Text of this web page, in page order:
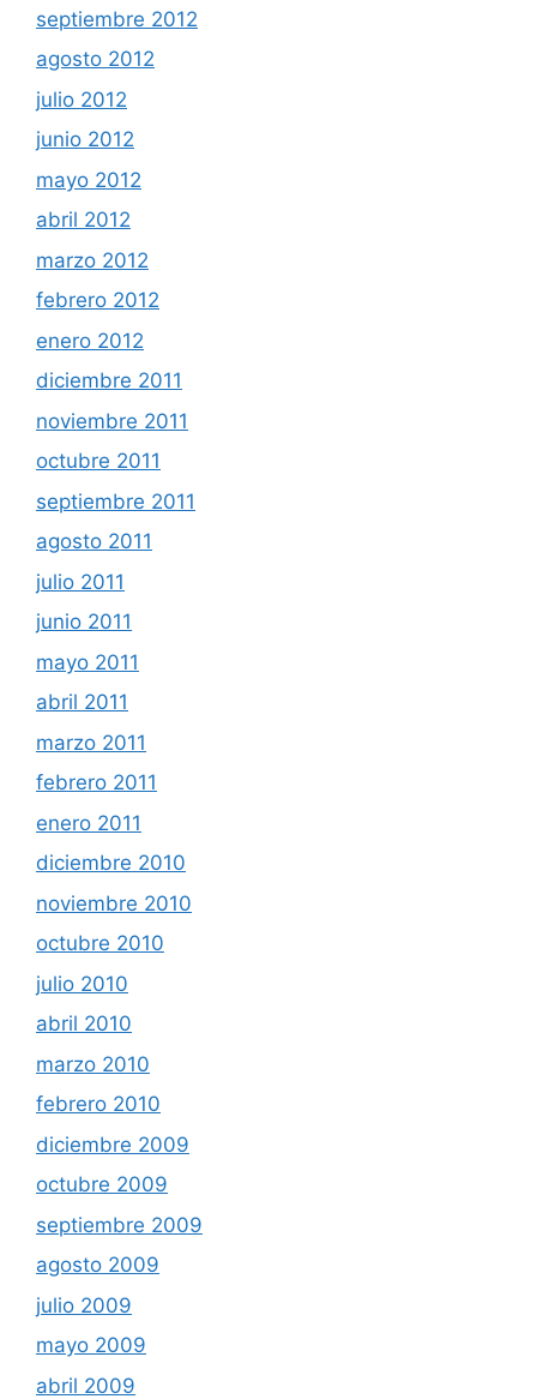
septiembre 2012
agosto 2012
julio 2012
junio 2012
mayo 2012
abril 2012
marzo 2012
febrero 2012
enero 2012
diciembre 2011
noviembre 2011
octubre 2011
septiembre 2011
agosto 2011
julio 2011
junio 2011
mayo 2011
abril 2011
marzo 2011
febrero 2011
enero 2011
diciembre 2010
noviembre 2010
octubre 2010
julio 2010
abril 2010
marzo 2010
febrero 2010
diciembre 2009
octubre 2009
septiembre 2009
agosto 2009
julio 2009
mayo 2009
abril 2009